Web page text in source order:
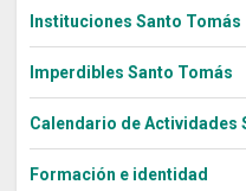
Instituciones Santo Tomás
Imperdibles Santo Tomás
Calendario de Actividades
Formación e identidad